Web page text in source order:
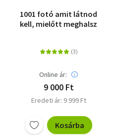
Egyéb
1001 fotó amit látnod
kell, mielőtt meghalsz
Online ár:
9 000 Ft
Eredeti ár: 9 999 Ft
Kosárba